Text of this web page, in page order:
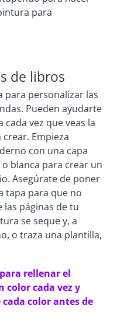
para
de libros
para personalizar las
Pueden ayudarte
vez que veas la
Empieza
con una capa
blanca para crear un
Asegúrate de poner
tapa para que no
páginas de tu
se seque y, a
o traza una plantilla,
rellenar el
color cada vez y
cada color antes de